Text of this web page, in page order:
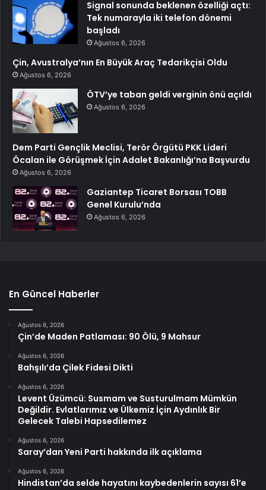
Signal sonunda beklenen özelliği açtı:
Tek numarayla iki telefon dönemi
başladı
Ağustos 6, 2026
Çin, Avustralya’nın En Büyük Araç Tedarikçisi Oldu
Ağustos 6, 2026
ÖTV’ye taban geldi verginin önü açıldı
Ağustos 6, 2026
Dem Parti Gençlik Meclisi, Terör Örgütü PKK Lideri
Öcalan ile Görüşmek İçin Adalet Bakanlığı’na Başvurdu
Ağustos 6, 2026
Gaziantep Ticaret Borsası TOBB
Genel Kurulu’nda
Ağustos 6, 2026
En Güncel Haberler
Ağustos 6, 2026
Çin’de Maden Patlaması: 90 Ölü, 9 Mahsur
Ağustos 6, 2026
Bahşılı’da Çilek Fidesi Dikti
Ağustos 6, 2026
Levent Üzümcü: Susmam ve Susturulmam Mümkün
Değildir. Evlatlarımız ve Ülkemiz İçin Aydınlık Bir
Gelecek Talebi Hapsedilemez
Ağustos 6, 2026
Saray’dan Yeni Parti hakkında ilk açıklama
Ağustos 6, 2026
Hindistan’da selde hayatını kaybedenlerin sayısı 61’e